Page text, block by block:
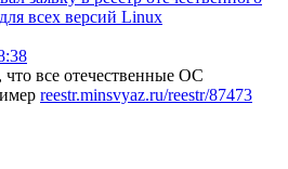
всех версий Linux
все отечественные ОС
reestr.minsvyaz.ru/reestr/87473